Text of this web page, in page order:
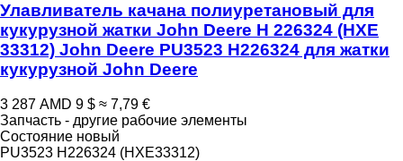
Улавливатель качана полиуретановый для
кукурузной жатки John Deere H 226324 (HXE
33312) John Deere PU3523 H226324 для жатки
кукурузной John Deere
3 287 AMD 9 $ ≈ 7,79 €
Запчасть - другие рабочие элементы
Состояние новый
PU3523 H226324 (HXE33312)